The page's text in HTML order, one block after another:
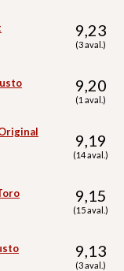
9,23
(3 aval.)
9,20
(1 aval.)
9,19
(14 aval.)
9,15
(15 aval.)
9,13
(3 aval.)